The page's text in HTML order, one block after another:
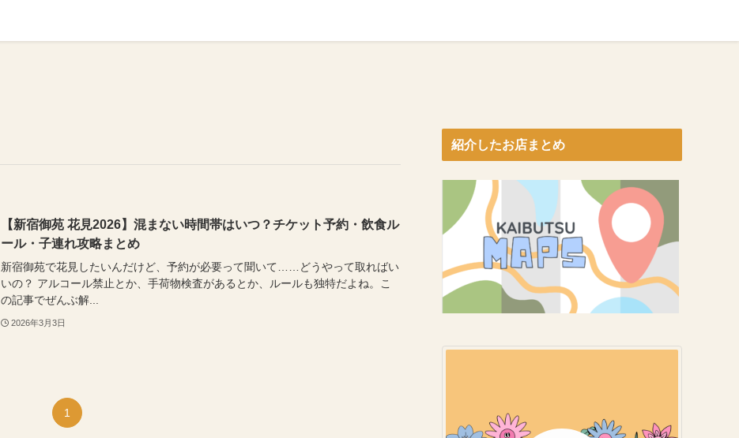
【新宿御苑 花見2026】混まない時間帯はいつ？チケット予約・飲食ル
ール・子連れ攻略まとめ
新宿御苑で花見したいんだけど、予約が必要って聞いて……どうやって取ればい
いの？ アルコール禁止とか、手荷物検査があるとか、ルールも独特だよね。こ
の記事でぜんぶ解...
2026年3月3日
1
紹介したお店まとめ